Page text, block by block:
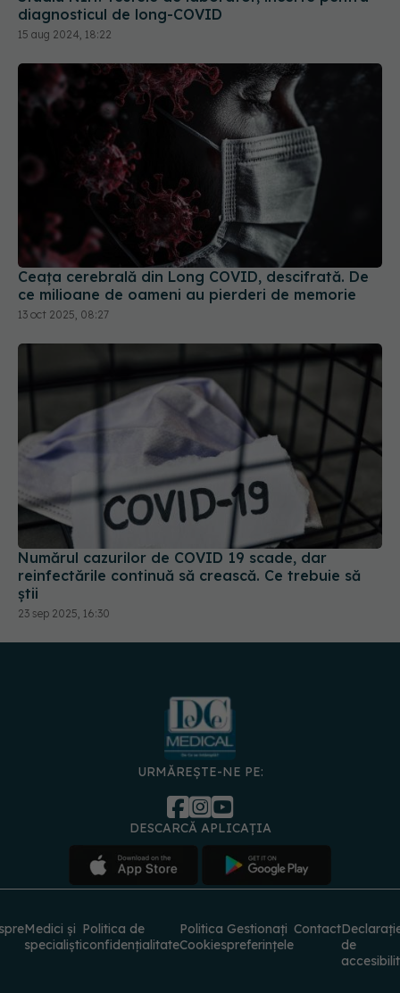
diagnosticul de long-COVID
15 aug 2024, 18:22
Ceața cerebrală din Long COVID, descifrată. De
ce milioane de oameni au pierderi de memorie
13 oct 2025, 08:27
Numărul cazurilor de COVID 19 scade, dar
reinfectările continuă să crească. Ce trebuie să
știi
23 sep 2025, 16:30
URMĂREȘTE-NE PE:
DESCARCĂ APLICAȚIA
Medici și
specialiști
Politica de
confidențialitate
Politica
Cookies
Gestionați
preferințele
Contact
de